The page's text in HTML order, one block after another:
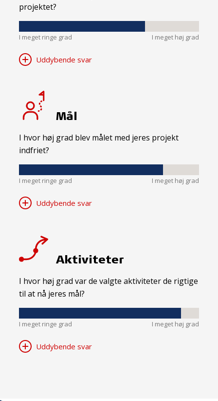
projektet?
I meget ringe grad I meget høj grad
Uddybende svar
Mål
I hvor høj grad blev målet med jeres projekt
indfriet?
I meget ringe grad I meget høj grad
Uddybende svar
Aktiviteter
I hvor høj grad var de valgte aktiviteter de rigtige
til at nå jeres mål?
I meget ringe grad I meget høj grad
Uddybende svar